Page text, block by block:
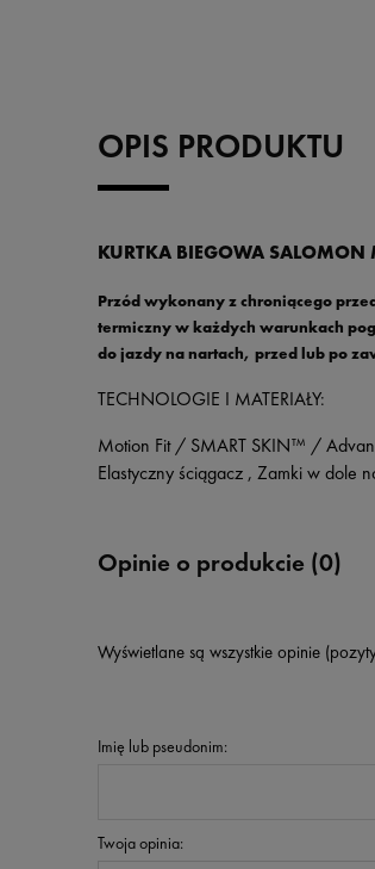
OPIS PRODUKTU
KURTKA BIEGOWA SALOMON
Przód wykonany z chroniącego
termiczny w każdych warunkach
do jazdy na nartach, przed lub po
TECHNOLOGIE I MATERIAŁY:
Motion Fit / SMART SKIN™ /
Elastyczny ściągacz , Zamki w dole
Opinie o produkcie (0)
Wyświetlane są wszystkie opinie
Imię lub pseudonim:
Twoja opinia: